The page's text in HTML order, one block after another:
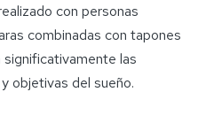
con personas
combinadas con tapones
las
objetivas del sueño.